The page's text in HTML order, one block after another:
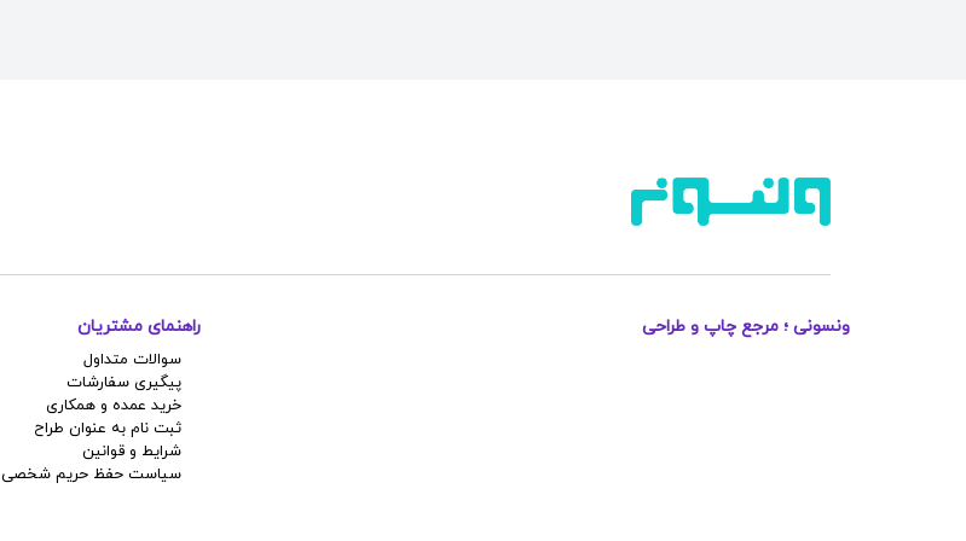
ونسونی ؛ مرجع چاپ و طراحی راهنمای مشتریان
سوالات متداول
پیگیری سفارشات
خرید عمده و همکاری
ثبت نام به عنوان طراح
شرایط و قوانین
سیاست حفظ حریم شخصی